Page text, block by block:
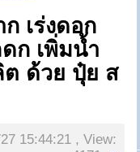
ก เร่งดอก
ก เพิ่มน้ำ
ด้วย ปุ๋ย ส
15:44:21 , View: